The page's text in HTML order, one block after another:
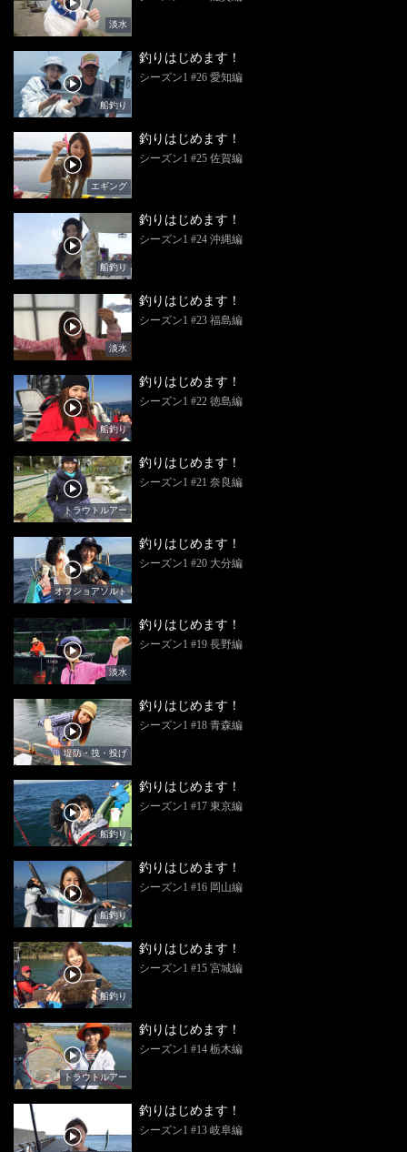
淡水
船釣り
釣りはじめます！
シーズン1 #26 愛知編
エギング
釣りはじめます！
シーズン1 #25 佐賀編
船釣り
釣りはじめます！
シーズン1 #24 沖縄編
淡水
釣りはじめます！
シーズン1 #23 福島編
船釣り
釣りはじめます！
シーズン1 #22 徳島編
トラウトルアー
釣りはじめます！
シーズン1 #21 奈良編
オフショアソルト
釣りはじめます！
シーズン1 #20 大分編
淡水
釣りはじめます！
シーズン1 #19 長野編
堤防・筏・投げ
釣りはじめます！
シーズン1 #18 青森編
船釣り
釣りはじめます！
シーズン1 #17 東京編
船釣り
釣りはじめます！
シーズン1 #16 岡山編
船釣り
釣りはじめます！
シーズン1 #15 宮城編
トラウトルアー
釣りはじめます！
シーズン1 #14 栃木編
釣りはじめます！
シーズン1 #13 岐阜編